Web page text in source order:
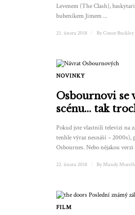
Levenem (The Clash),
bubeníkem Jimem ...
23. února 2018 ByConor Buckley
NOVINKY
Osbournovi se
scénu… tak
Pokud jste vlastnili televizi na
tenhle výraz nesnáší – 2000s),
Osbournes. Nebo nějakou
22. února 2018 By Mandy
FILM